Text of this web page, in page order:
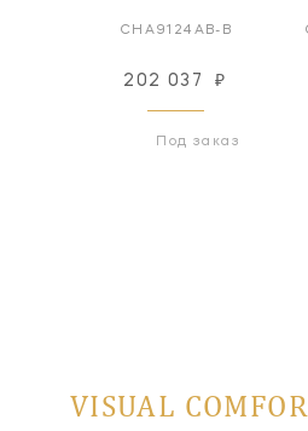
CHA9124AB-B
202 037 ₽
Под заказ
VISUAL